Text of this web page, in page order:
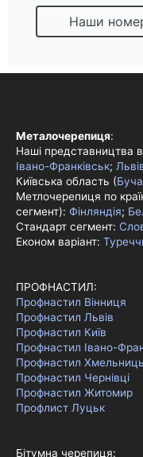
Наши
Металочерепиця:
Наші представництва в
Івано-Франківськ;
Київська область (
Метлочерепиця по
сегмент): Фінляндія;
Стандарт сегмент:
Економ варіант:
ПРОФНАСТИЛ:
Профнастил Вінниця
Профнастил Львів
Профнастил Київ
Профнастил Івано-
Профнастил
Профнастил Чернівці
Профнастил Житомир
Профлист Луцьк
Бітумна черепиця: